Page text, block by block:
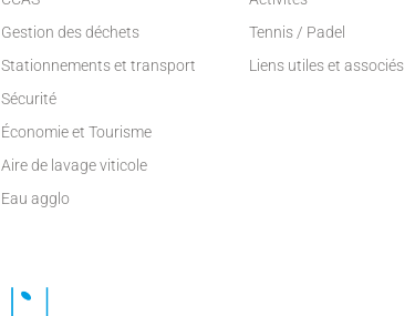
Gestion des déchets
Stationnements et transport
Sécurité
Économie et Tourisme
Aire de lavage viticole
Eau agglo
Tennis / Padel
Liens utiles et associés